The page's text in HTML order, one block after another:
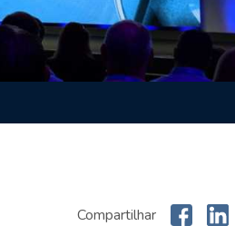
Compartilhar